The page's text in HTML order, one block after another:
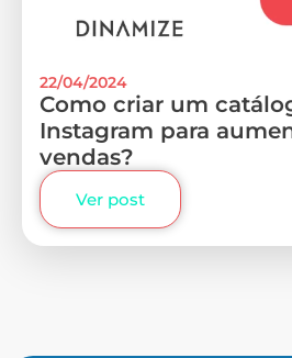
22/04/2024
Como criar um
Instagram para
vendas?
Ver post